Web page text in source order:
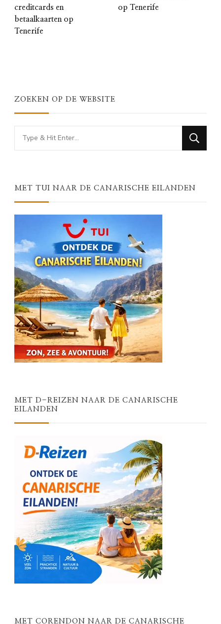
creditcards en
betaalkaarten op
Tenerife
op Tenerife
ZOEKEN OP DE WEBSITE
Looking
for
MET TUI NAAR DE CANARISCHE EILANDEN
MET D-REIZEN NAAR DE CANARISCHE
EILANDEN
MET CORENDON NAAR DE CANARISCHE